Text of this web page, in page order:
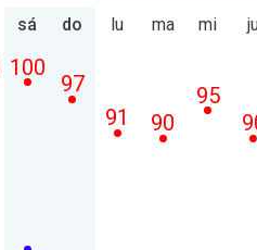
sá
100
do
97
lu
91
ma
90
mi
95